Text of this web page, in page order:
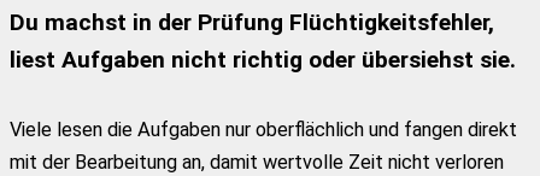
Du machst in der Prüfung Flüchtigkeitsfehler,
liest Aufgaben nicht richtig oder übersiehst sie.
Viele lesen die Aufgaben nur oberflächlich und fangen direkt
mit der Bearbeitung an, damit wertvolle Zeit nicht verloren